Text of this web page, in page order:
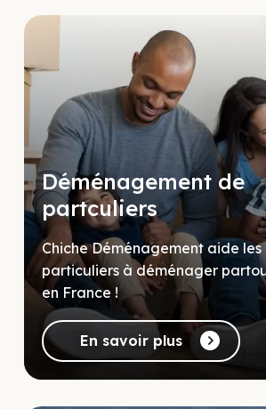
Déménagement de
partculiers
Chiche Déménagement aide les
particuliers à déménager
en France !
En savoir plus